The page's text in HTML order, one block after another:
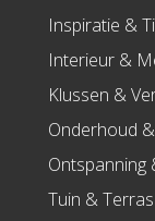
Inspiratie &
Interieur &
Klussen &
Onderhoud
Ontspanning
Tuin & Terras